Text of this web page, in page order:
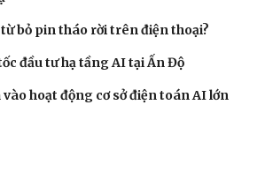
tăng, Apple muốn người dùng